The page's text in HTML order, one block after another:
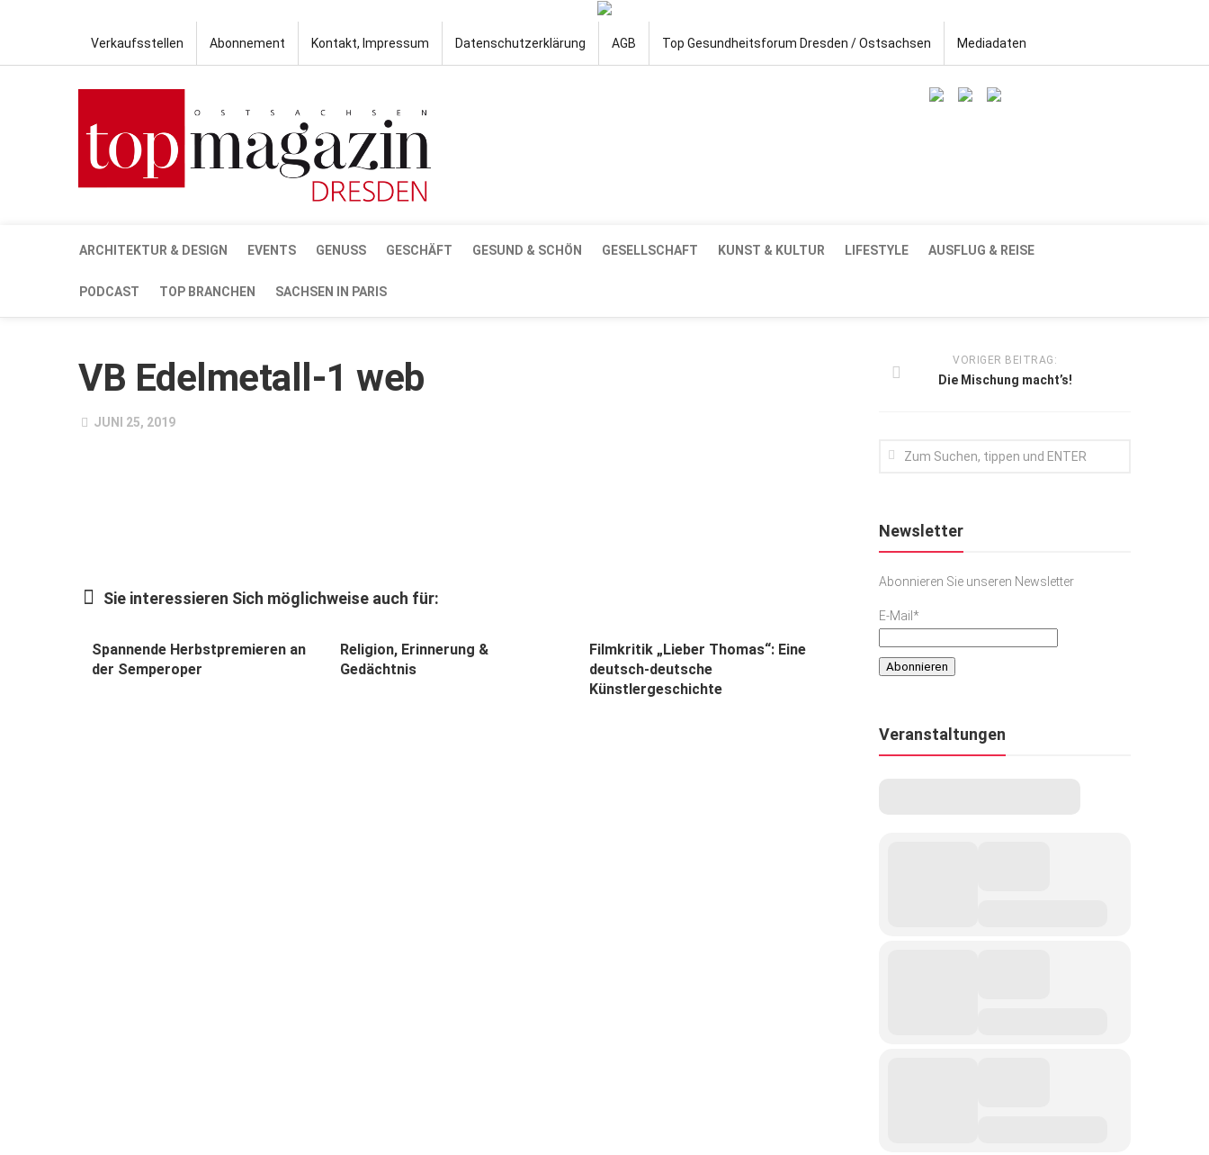
Verkaufsstellen Abonnement Kontakt, Impressum Datenschutzerklärung AGB Top Gesundheitsforum Dresden / Ostsachsen Mediadaten
ARCHITEKTUR & DESIGN EVENTS GENUSS GESCHÄFT GESUND & SCHÖN GESELLSCHAFT KUNST & KULTUR LIFESTYLE AUSFLUG & REISE
PODCAST TOP BRANCHEN SACHSEN IN PARIS
VB Edelmetall-1 web
JUNI 25, 2019
Sie interessieren Sich möglichweise auch für:
Spannende Herbstpremieren an
der Semperoper
Religion, Erinnerung &
Gedächtnis
Filmkritik „Lieber Thomas“: Eine
deutsch-deutsche
Künstlergeschichte
VORIGER BEITRAG:
Die Mischung macht’s!
Newsletter
Abonnieren Sie unseren Newsletter
E-Mail*
Veranstaltungen